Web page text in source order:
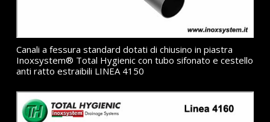
Canali a fessura standard dotati di chiusino in piastra
Inoxsystem® Total Hygienic con tubo sifonato e cestello
anti ratto estraibili LINEA 4150